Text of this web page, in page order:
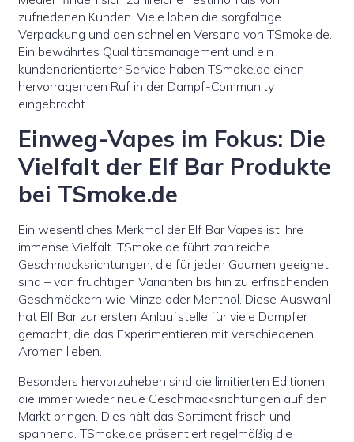
zufriedenen Kunden. Viele loben die sorgfältige
Verpackung und den schnellen Versand von TSmoke.de.
Ein bewährtes Qualitätsmanagement und ein
kundenorientierter Service haben TSmoke.de einen
hervorragenden Ruf in der Dampf-Community
eingebracht.
Einweg-Vapes im Fokus: Die
Vielfalt der Elf Bar Produkte
bei TSmoke.de
Ein wesentliches Merkmal der Elf Bar Vapes ist ihre
immense Vielfalt. TSmoke.de führt zahlreiche
Geschmacksrichtungen, die für jeden Gaumen geeignet
sind – von fruchtigen Varianten bis hin zu erfrischenden
Geschmäckern wie Minze oder Menthol. Diese Auswahl
hat Elf Bar zur ersten Anlaufstelle für viele Dampfer
gemacht, die das Experimentieren mit verschiedenen
Aromen lieben.
Besonders hervorzuheben sind die limitierten Editionen,
die immer wieder neue Geschmacksrichtungen auf den
Markt bringen. Dies hält das Sortiment frisch und
spannend. TSmoke.de präsentiert regelmäßig die